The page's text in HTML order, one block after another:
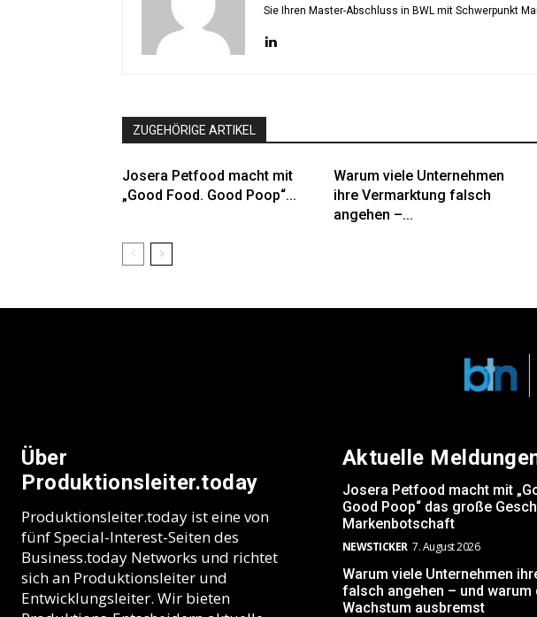
Sie Ihren Master-Abschluss in BWL mit Schwerpunkt
ZUGEHÖRIGE ARTIKEL
Josera Petfood macht mit
„Good Food. Good Poop“...
Warum viele Unternehmen
ihre Vermarktung falsch
angehen –...
Über
Produktionsleiter.today
Produktionsleiter.today ist eine von
fünf Special-Interest-Seiten des
Business.today Networks und richtet
sich an Produktionsleiter und
Entwicklungsleiter. Wir bieten
Aktuelle
Josera Petfood macht mit
Good Poop“ das große
Markenbotschaft
NEWSTICKER 7. August 2026
Warum viele Unternehmen
falsch angehen – und warum
Wachstum ausbremst